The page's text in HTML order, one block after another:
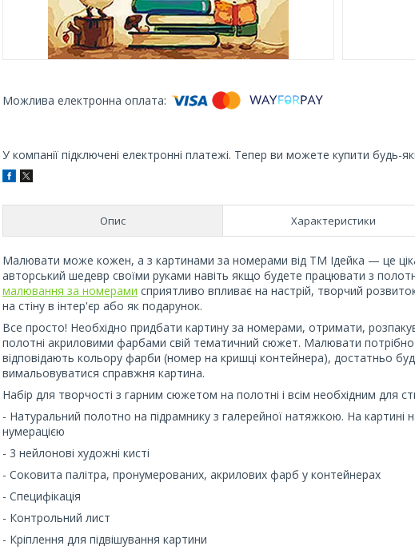
У компанії підключені електронні платежі. Тепер ви можете купити будь-
Опис Характеристики
Малювати може кожен, а з картинами за номерами від ТМ Ідейка — це
авторський шедевр своїми руками навіть якщо будете працювати з
малювання за номерами сприятливо впливає на настрій, творчий
на стіну в інтер'єр або як подарунок.
Все просто! Необхідно придбати картину за номерами, отримати,
полотні акриловими фарбами свій тематичний сюжет. Малювати
відповідають кольору фарби (номер на кришці контейнера), достатньо
вимальовуватися справжня картина.
Набір для творчості з гарним сюжетом на полотні і всім необхідним для
- Натуральний полотно на підрамнику з галерейної натяжкою. На картині
нумерацією
- 3 нейлонові художні кисті
- Соковита палітра, пронумерованих, акрилових фарб у контейнерах
- Специфікація
- Контрольний лист
- Кріплення для підвішування картини